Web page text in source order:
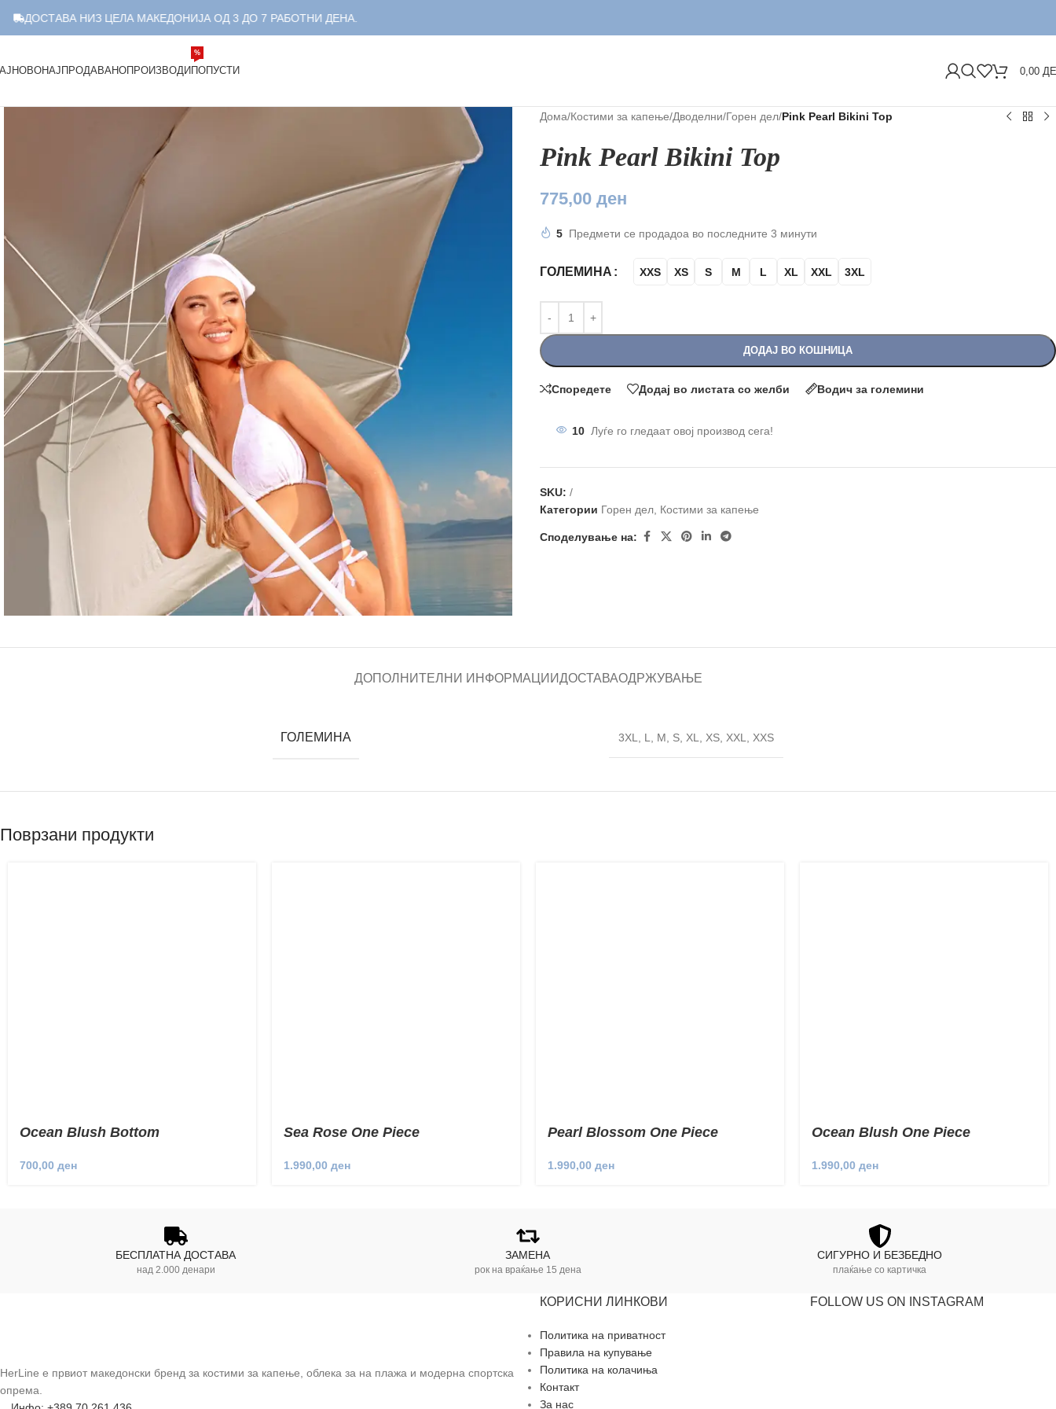
НИЗ ЦЕЛА МАКЕДОНИЈА ОД 3 ДО 7 РАБОТНИ ДЕНА.
НАЈПРОДАВАНОПРОИЗВОДИ ПОПУСТИ
%
0,00
Дома/Костими за капење/Дводелни/Горен дел/Pink Pearl Bikini Top
Pink Pearl Bikini Top
775,00 ден
5 Предмети се продадоа во последните 3 минути
ГОЛЕМИНА XXS XS S M L XL XXL 3XL
ДОДАЈ ВО КОШНИЦА
Споредете Додај во листата со желби Водич за големини
10 Луѓе го гледаат овој производ сега!
SKU: /
Категории Горен дел Костими за капење
Споделување на:
ДОПОЛНИТЕЛНИ ИНФОРМАЦИИДОСТАВАОДРЖУВАЊЕ
ГОЛЕМИНА 3XL L M S XL XS XXL XXS
Поврзани продукти
Ocean Blush Bottom
700,00 ден
Sea Rose One Piece
1.990,00 ден
Pearl Blossom One Piece
1.990,00 ден
Ocean Blush One Piece
1.990,00 ден
БЕСПЛАТНА ДОСТАВА
над 2.000 денари
ЗАМЕНА
рок на враќање 15 дена
СИГУРНО И БЕЗБЕДНО
плаќање со картичка
HerLine е првиот македонски бренд за костими за капење, облека за на плажа и модерна спортска
опрема.
КОРИСНИ ЛИНКОВИ
Политика на приватност
Правила на купување
Политика на колачиња
Контакт
За нас
FOLLOW US ON INSTAGRAM